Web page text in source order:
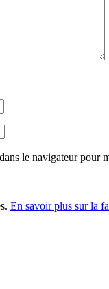
le navigateur pour
En savoir plus sur la